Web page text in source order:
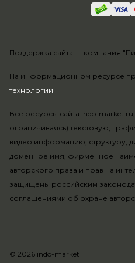
На информационном ресурсе
технологии.
Все ресурсы сайта indo-
ограничиваясь) текстовую,
видео информацию, структуру,
доменное имя, фирменное
авторского права и прав на
защищены российским
соглашениями об охране
Поддержка сайта — компания
© 2026 indo-market